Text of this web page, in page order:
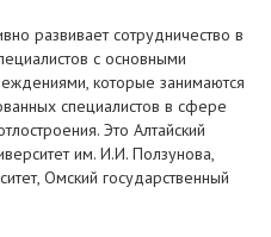
развивает сотрудничество в
с основными
которые занимаются
специалистов в сфере
Это Алтайский
им. И.И. Ползунова,
Омский государственный